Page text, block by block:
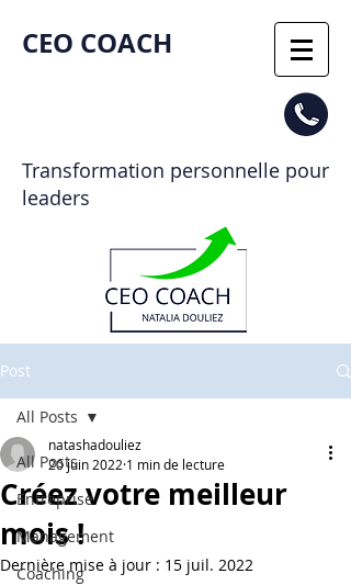
CEO COACH​
Transformation personnelle pour
leaders
Post
All Posts
Entreprise
Management
Coaching
All Posts
Créez votre meilleur
mois !
natashadouliez
20 juin 2022 1 min de lecture
Dernière mise à jour : 15 juil. 2022